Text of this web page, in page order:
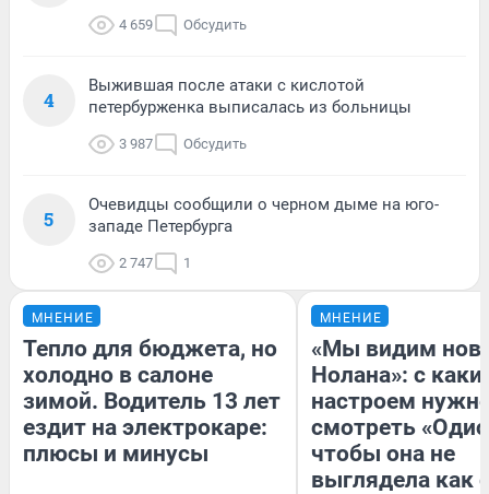
4 659 Обсудить
4
Выжившая после атаки с кислотой
петербурженка выписалась из больницы
3 987 Обсудить
5
Очевидцы сообщили о черном дыме на юго-
западе Петербурга
2 747 1
МНЕНИЕ
Тепло для бюджета, но
холодно в салоне
зимой. Водитель 13 лет
ездит на электрокаре:
плюсы и минусы
МНЕНИЕ
«Мы видим
Нолана»: с
настроем
смотреть
чтобы она не
выглядела как